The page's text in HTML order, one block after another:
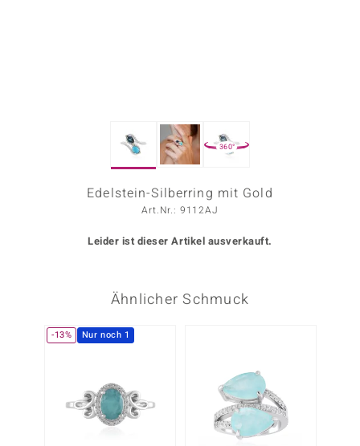
360°
Edelstein-Silberring mit Gold
Art.Nr.: 9112AJ
Leider ist dieser Artikel ausverkauft.
Ähnlicher Schmuck
-13% Nur noch 1